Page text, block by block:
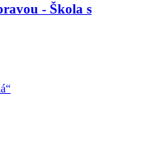
- Škola s
“